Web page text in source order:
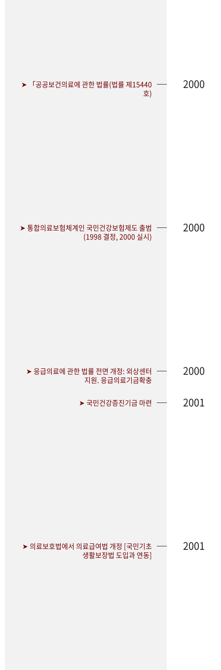
➤ 「공공보건의료에 관한 법률(법률 제15440
호)
2000
➤ 통합의료보험체계인 국민건강보험제도 출범
(1998 결정, 2000 실시)
2000
➤ 응급의료에 관한 법률 전면 개정: 외상센터
지원. 응급의료기금확충
2000
➤ 국민건강증진기금 마련 2001
➤ 의료보호법에서 의료급여법 개정 [국민기초
생활보장법 도입과 연동]
2001